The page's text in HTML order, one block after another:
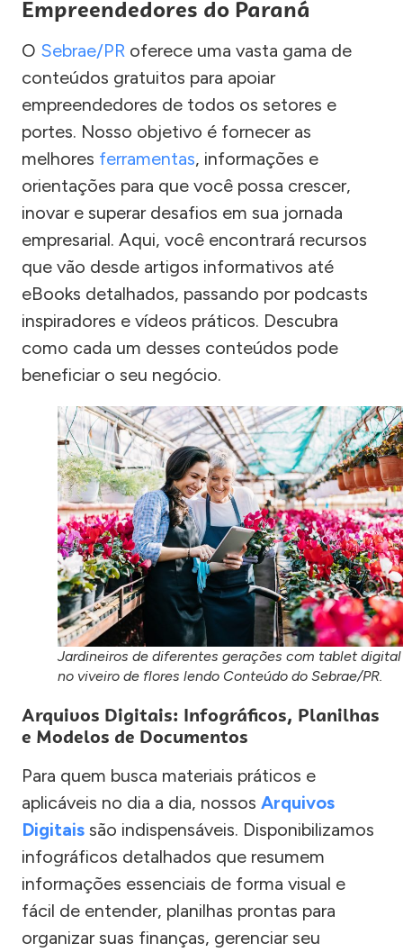
Empreendedores do Paraná
O Sebrae/PR oferece uma vasta gama de
conteúdos gratuitos para apoiar
empreendedores de todos os setores e
portes. Nosso objetivo é fornecer as
melhores ferramentas, informações e
orientações para que você possa crescer,
inovar e superar desafios em sua jornada
empresarial. Aqui, você encontrará recursos
que vão desde artigos informativos até
eBooks detalhados, passando por podcasts
inspiradores e vídeos práticos. Descubra
como cada um desses conteúdos pode
beneficiar o seu negócio.
Jardineiros de diferentes gerações com tablet digital
no viveiro de flores lendo Conteúdo do Sebrae/PR.
Arquivos Digitais: Infográficos, Planilhas
e Modelos de Documentos
Para quem busca materiais práticos e
aplicáveis no dia a dia, nossos Arquivos
Digitais são indispensáveis. Disponibilizamos
infográficos detalhados que resumem
informações essenciais de forma visual e
fácil de entender, planilhas prontas para
organizar suas finanças, gerenciar seu